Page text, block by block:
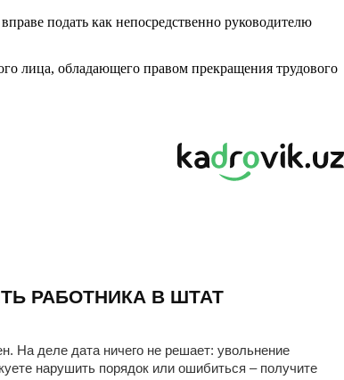
подать как непосредственно руководителю
лица, обладающего правом прекращения трудового
РАБОТНИКА В ШТАТ
На деле дата ничего не решает: увольнение
нарушить порядок или ошибиться – получите